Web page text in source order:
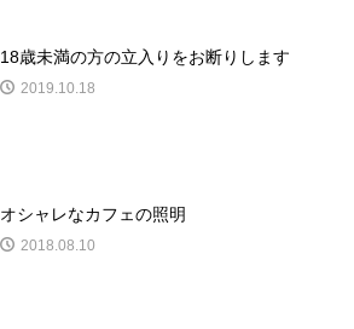
18歳未満の方の立入りをお断りします
2019.10.18
オシャレなカフェの照明
2018.08.10